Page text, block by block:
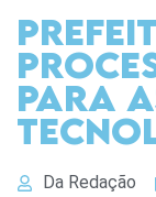
para
Da Redação